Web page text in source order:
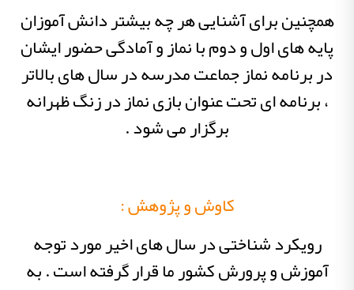
همچنین برای آشنایی هر چه بیشتر دانش آموزان
پایه های اول و دوم با نماز و آمادگی حضور ایشان
در برنامه نماز جماعت مدرسه در سال های بالاتر
، برنامه ای تحت عنوان بازی نماز در زنگ ظهرانه
برگزار می شود .
کاوش و پژوهش :
رویکرد شناختی در سال های اخیر مورد توجه
آموزش و پرورش کشور ما قرار گرفته است . به